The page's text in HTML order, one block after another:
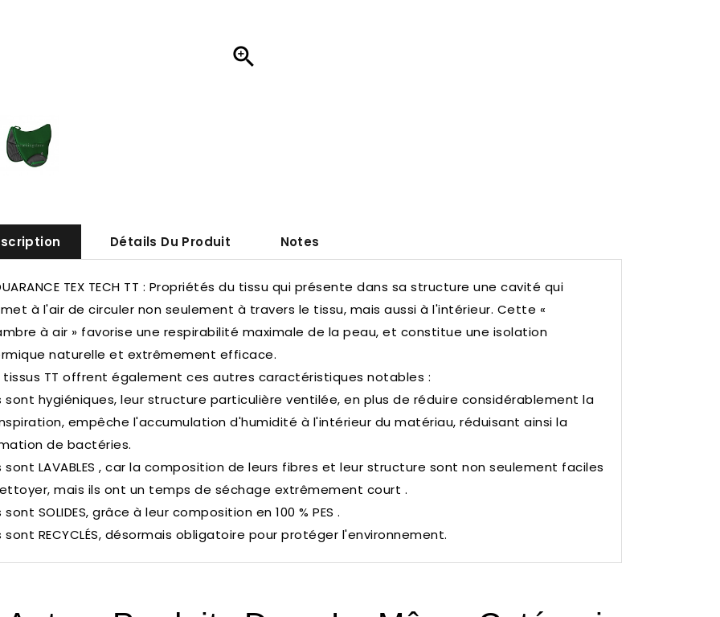

Détails Du Produit Notes
TEX TECH TT : Propriétés du tissu qui présente dans sa structure une cavité qui
à l'air de circuler non seulement à travers le tissu, mais aussi à l'intérieur. Cette «
à air » favorise une respirabilité maximale de la peau, et constitue une isolation
naturelle et extrêmement efficace.
tissus TT offrent également ces autres caractéristiques notables :
sont hygiéniques, leur structure particulière ventilée, en plus de réduire considérablement la
empêche l'accumulation d'humidité à l'intérieur du matériau, réduisant ainsi la
de bactéries.
sont LAVABLES , car la composition de leurs fibres et leur structure sont non seulement faciles
mais ils ont un temps de séchage extrêmement court .
sont SOLIDES, grâce à leur composition en 100 % PES .
sont RECYCLÉS, désormais obligatoire pour protéger l'environnement.